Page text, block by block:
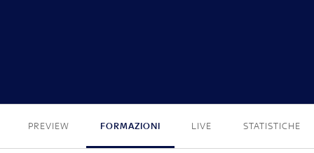
PREVIEW FORMAZIONI LIVE STATISTICHE